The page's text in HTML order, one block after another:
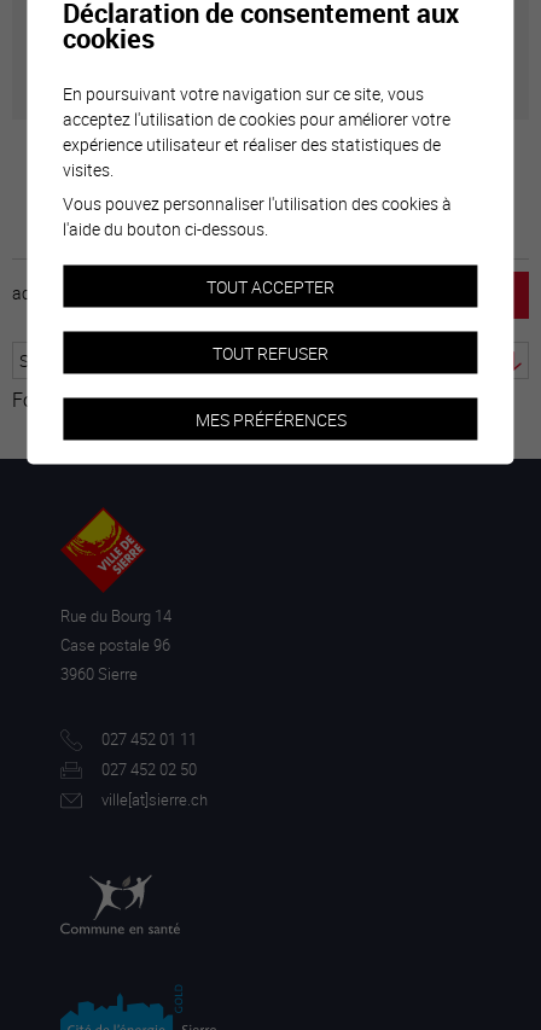
Géolocalisation de tous les points d'intérêt de la Ville
de Sierre.
accueil emploi mentions légales
Fourni par Traduction
Rue du Bourg 14
Case postale 96
3960 Sierre
027 452 01 11
027 452 02 50
ville[at]sierre.ch
Déclaration de consentement aux
cookies
En poursuivant votre navigation sur ce site, vous
acceptez l'utilisation de cookies pour améliorer votre
expérience utilisateur et réaliser des statistiques de
visites.
Vous pouvez personnaliser l'utilisation des cookies à
l'aide du bouton ci-dessous.
TOUT ACCEPTER
TOUT REFUSER
MES PRÉFÉRENCES